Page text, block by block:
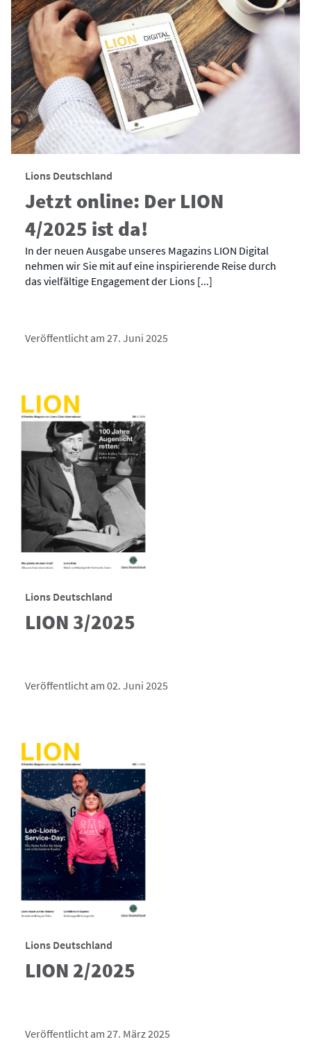
Lions Deutschland
Jetzt online: Der LION
4/2025 ist da!
In der neuen Ausgabe unseres Magazins LION Digital
nehmen wir Sie mit auf eine inspirierende Reise durch
das vielfältige Engagement der Lions [...]
Veröffentlicht am 27. Juni 2025
Lions Deutschland
LION 3/2025
Veröffentlicht am 02. Juni 2025
Lions Deutschland
LION 2/2025
Veröffentlicht am 27. März 2025